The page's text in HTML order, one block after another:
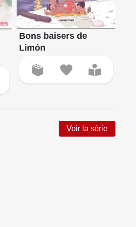
Bons baisers de
Limón
Voir la série